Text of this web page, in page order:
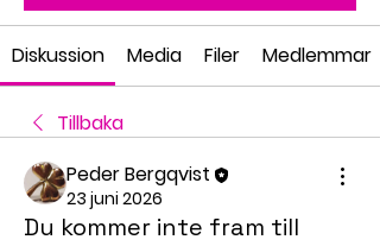
Diskussion Media Filer Medlemmar
Tillbaka
Peder Bergqvist
23 juni 2026
Du kommer inte fram till